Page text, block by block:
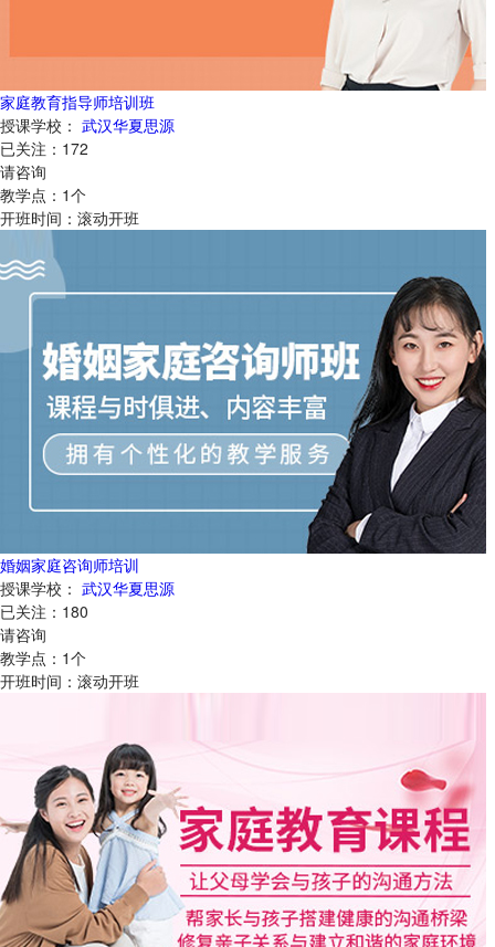
家庭教育指导师培训班
授课学校： 武汉华夏思源
已关注： 172
请咨询
教学点： 1个
开班时间： 滚动开班
婚姻家庭咨询师培训
授课学校： 武汉华夏思源
已关注： 180
请咨询
教学点： 1个
开班时间： 滚动开班